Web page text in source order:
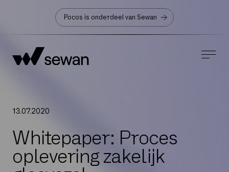
Pocos is onderdeel van Sewan
13.07.2020
Whitepaper: Proces
oplevering zakelijk